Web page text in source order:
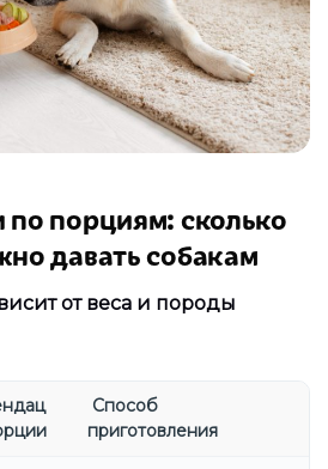
порциям: сколько
давать собакам
от веса и породы
Способ
приготовления